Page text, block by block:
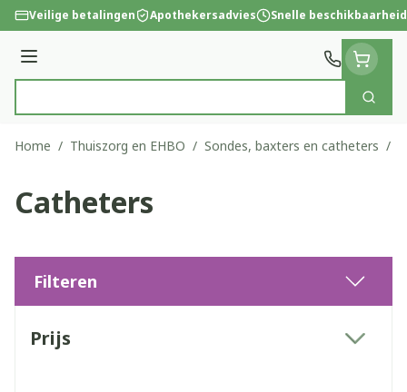
Ga naar de inhoud
Veilige betalingen Apothekersadvies Snelle beschikbaarheid
Menu
Zoek
Home / Thuiszorg en EHBO / Sondes, baxters en catheters /
Catheters
Filteren
Prijs